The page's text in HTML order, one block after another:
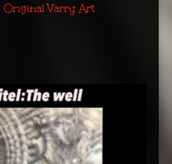
Original Varry Art